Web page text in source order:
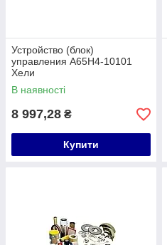
Устройство (блок)
управления A65H4-10101
Хели
В наявності
8 997,28 ₴
Купити